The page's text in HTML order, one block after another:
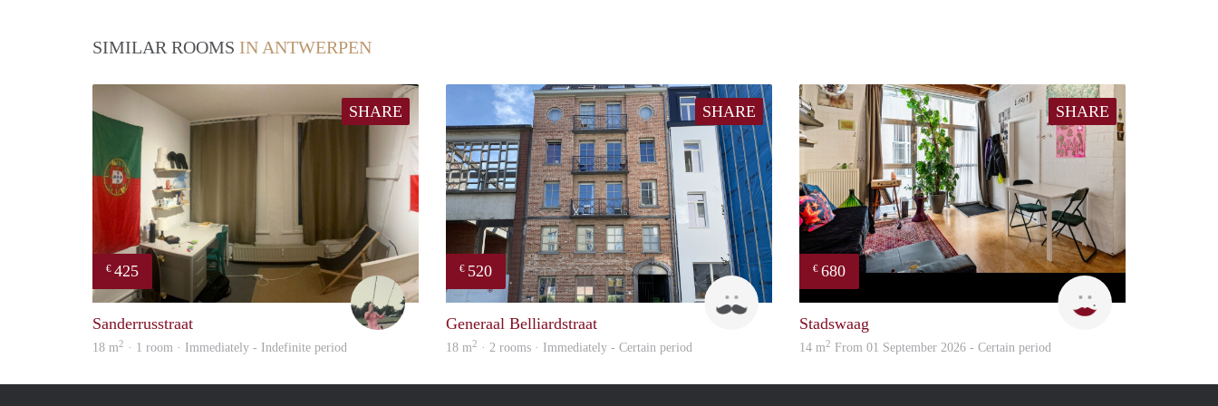
SIMILAR ROOMS IN ANTWERPEN
SHARE
€ 425
Folkert
Sanderrusstraat
18 m2 · 1 room · Immediately - Indefinite period
SHARE
€ 520
Tom
Generaal Belliardstraat
18 m2 · 2 rooms · Immediately - Certain period
SHARE
€ 680
Stadswaag
14 m2 From 01 September 2026 - Certain period